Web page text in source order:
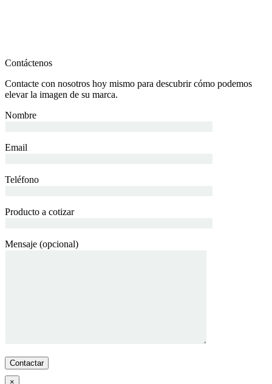
Contáctenos
Contacte con nosotros hoy mismo para descubrir cómo podemos
elevar la imagen de su marca.
Nombre
Email
Teléfono
Producto a cotizar
Mensaje (opcional)
×